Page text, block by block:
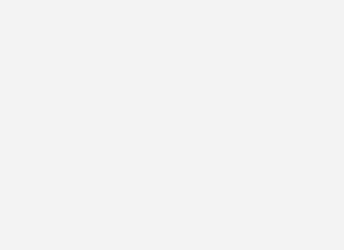
Schulungsräume eingerichtet – dem
will der SHK-Großhändler ein
Linie starten. ■